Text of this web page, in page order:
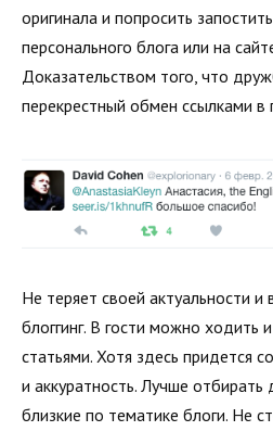
оригинала и попросить
персонального блога или на
Доказательством того, что
перекрестный обмен ссылками в
Не теряет своей актуальности
блоггинг. В гости можно ходить
статьями. Хотя здесь придется
и аккуратность. Лучше
близкие по тематике блоги. Не